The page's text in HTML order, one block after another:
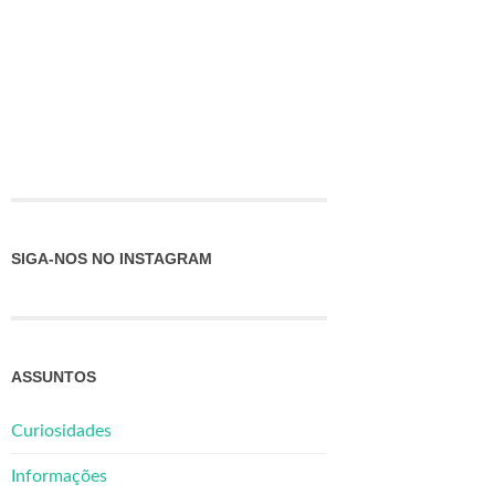
SIGA-NOS NO INSTAGRAM
ASSUNTOS
Curiosidades
Informações